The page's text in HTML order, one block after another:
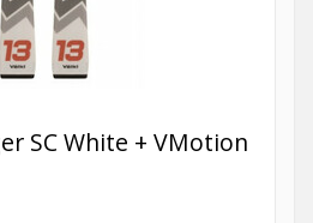
SC White + VMotion